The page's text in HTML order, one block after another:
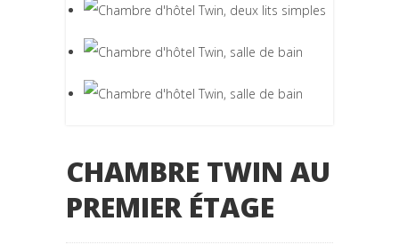
CHAMBRE TWIN AU
PREMIER ÉTAGE